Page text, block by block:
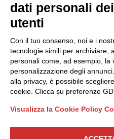
Scopri il Polo
Partner
Internazionalizzazione
Privacy
Seguici
dati personali
utenti
Con il tuo consenso, noi e i
tecnologie simili per archiviare,
personali come, ad esempio, la
personalizzazione degli
alla privacy, è possibile
cookie. Clicca su preferenze
Visualizza la Cookie Policy